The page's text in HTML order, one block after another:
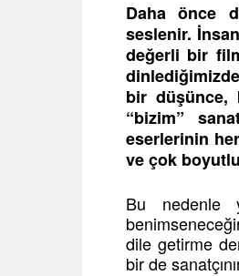
Daha önce
seslenir.
değerli bir
bir düşünce,
“bizim”
eserlerinin
ve çok
Bu nedenle
dile getirme
bir de